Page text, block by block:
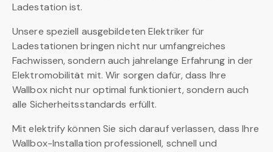
Ladestation ist.
Unsere speziell ausgebildeten Elektriker für
Ladestationen bringen nicht nur umfangreiches
Fachwissen, sondern auch jahrelange Erfahrung in der
Elektromobilität mit. Wir sorgen dafür, dass Ihre
Wallbox nicht nur optimal funktioniert, sondern auch
alle Sicherheitsstandards erfüllt.
Mit elektrify können Sie sich darauf verlassen, dass Ihre
Wallbox-Installation professionell, schnell und